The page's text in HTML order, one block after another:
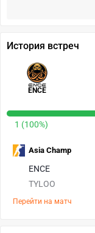
История встреч
ENCE
1 (100%)
ENCE
TYLOO
Перейти на матч
Asia Champ